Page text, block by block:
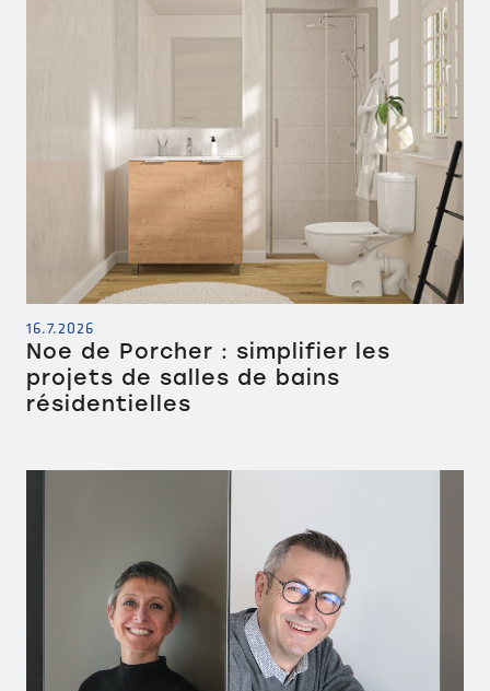
16.7.2026
Noe de Porcher : simplifier les
projets de salles de bains
résidentielles